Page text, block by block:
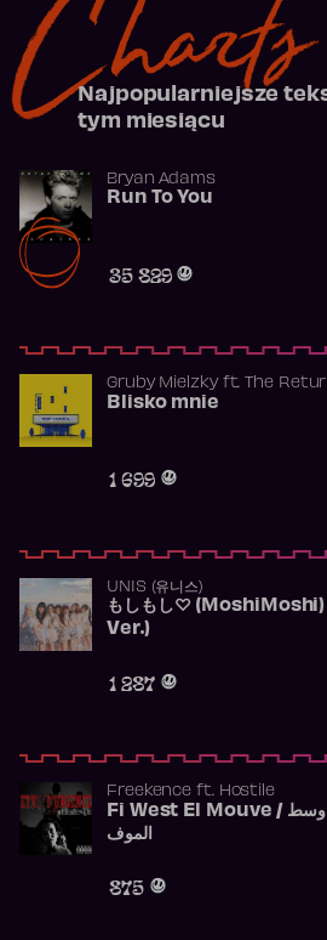
Najpopularniejsze
tym miesiącu
Bryan Adams
Run To You
35 829
Gruby Mielzkyft. The
Blisko mnie
1 699
UNIS (유니스)
もしもし♡ (MoshiMoshi)
Ver.)
1 287
Freekence ft. Hostile
Fi West El Mouve / في وسط
الموف
875